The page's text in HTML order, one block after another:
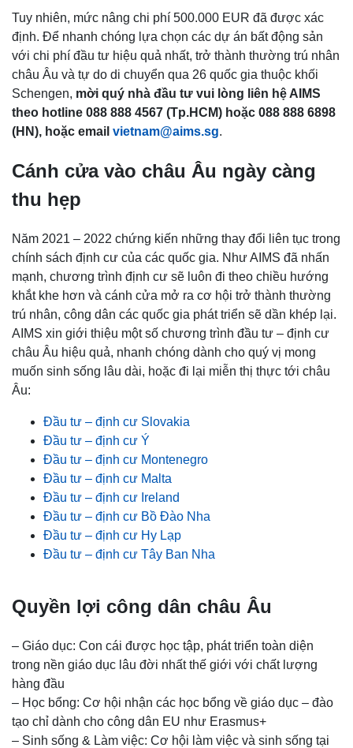
Tuy nhiên, mức nâng chi phí 500.000 EUR đã được xác
định. Để nhanh chóng lựa chọn các dự án bất động sản
với chi phí đầu tư hiệu quả nhất, trở thành thường trú nhân
châu Âu và tự do di chuyển qua 26 quốc gia thuộc khối
Schengen, mời quý nhà đầu tư vui lòng liên hệ AIMS
theo hotline 088 888 4567 (Tp.HCM) hoặc 088 888 6898
(HN), hoặc email vietnam@aims.sg.
Cánh cửa vào châu Âu ngày càng
thu hẹp
Năm 2021 – 2022 chứng kiến những thay đổi liên tục trong
chính sách định cư của các quốc gia. Như AIMS đã nhấn
mạnh, chương trình định cư sẽ luôn đi theo chiều hướng
khắt khe hơn và cánh cửa mở ra cơ hội trở thành thường
trú nhân, công dân các quốc gia phát triển sẽ dần khép lại.
AIMS xin giới thiệu một số chương trình đầu tư – định cư
châu Âu hiệu quả, nhanh chóng dành cho quý vị mong
muốn sinh sống lâu dài, hoặc đi lại miễn thị thực tới châu
Âu:
Đầu tư – định cư Slovakia
Đầu tư – định cư Ý
Đầu tư – định cư Montenegro
Đầu tư – định cư Malta
Đầu tư – định cư Ireland
Đầu tư – định cư Bồ Đào Nha
Đầu tư – định cư Hy Lạp
Đầu tư – định cư Tây Ban Nha
Quyền lợi công dân châu Âu
– Giáo dục: Con cái được học tập, phát triển toàn diện
trong nền giáo dục lâu đời nhất thế giới với chất lượng
hàng đầu
– Học bổng: Cơ hội nhận các học bổng về giáo dục – đào
tạo chỉ dành cho công dân EU như Erasmus+
– Sinh sống & Làm việc: Cơ hội làm việc và sinh sống tại